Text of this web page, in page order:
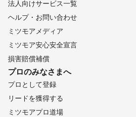
法人向けサービス一覧
ヘルプ・お問い合わせ
ミツモアメディア
ミツモア安心安全宣言
損害賠償補償
プロのみなさまへ
プロとして登録
リードを獲得する
ミツモアプロ道場